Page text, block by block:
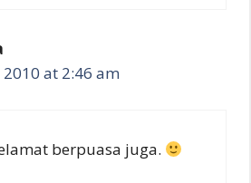
at 2:46 am
berpuasa juga.